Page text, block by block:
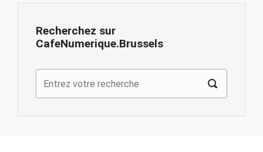
Recherchez sur
CafeNumerique.Brussels